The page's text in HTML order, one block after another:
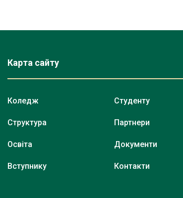
Карта сайту
Коледж
Структура
Освіта
Вступнику
Студенту
Партнери
Документи
Контакти